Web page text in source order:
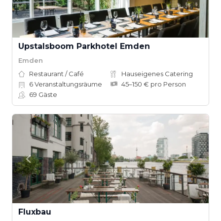
Upstalsboom Parkhotel Emden
Emden
Restaurant / Café
Hauseigenes Catering
6Veranstaltungsräume
45–150 € pro Person
69 Gäste
Fluxbau